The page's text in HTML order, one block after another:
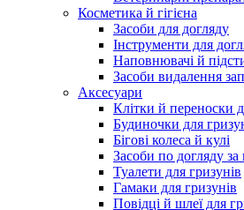
Косметика й гігієна
Засоби для догляду
Інструменти для
Наповнювачі й
Засоби видалення
Аксесуари
Клітки й переноски
Будиночки для
Бігові колеса й кулі
Засоби по догляду
Туалети для гризунів
Гамаки для гризунів
Повідці й шлеї для